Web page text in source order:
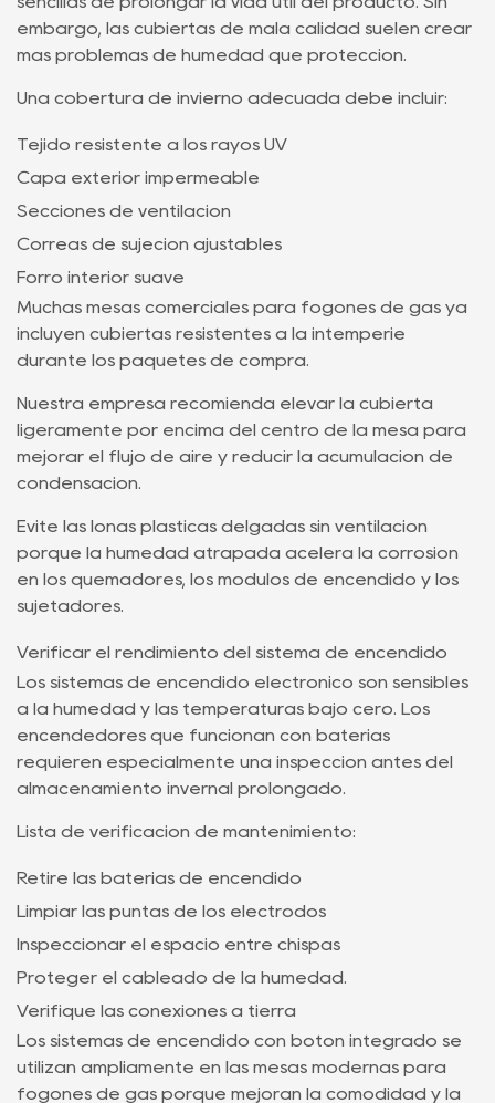
embargo, las cubiertas de mala calidad suelen crear
más problemas de humedad que protección.
Una cobertura de invierno adecuada debe incluir:
Tejido resistente a los rayos UV
Capa exterior impermeable
Secciones de ventilación
Correas de sujeción ajustables
Forro interior suave
Muchas mesas comerciales para fogones de gas ya
incluyen cubiertas resistentes a la intemperie
durante los paquetes de compra.
Nuestra empresa recomienda elevar la cubierta
ligeramente por encima del centro de la mesa para
mejorar el flujo de aire y reducir la acumulación de
condensación.
Evite las lonas plásticas delgadas sin ventilación
porque la humedad atrapada acelera la corrosión
en los quemadores, los módulos de encendido y los
sujetadores.
Verificar el rendimiento del sistema de encendido
Los sistemas de encendido electrónico son sensibles
a la humedad y las temperaturas bajo cero. Los
encendedores que funcionan con baterías
requieren especialmente una inspección antes del
almacenamiento invernal prolongado.
Lista de verificación de mantenimiento:
Retire las baterías de encendido
Limpiar las puntas de los electrodos
Inspeccionar el espacio entre chispas
Proteger el cableado de la humedad.
Verifique las conexiones a tierra
Los sistemas de encendido con botón integrado se
utilizan ampliamente en las mesas modernas para
fogones de gas porque mejoran la comodidad y la